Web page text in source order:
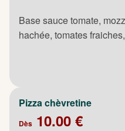
Base sauce tomate,
hachée, tomates
Pizza chèvretine
Dès 10.00 €